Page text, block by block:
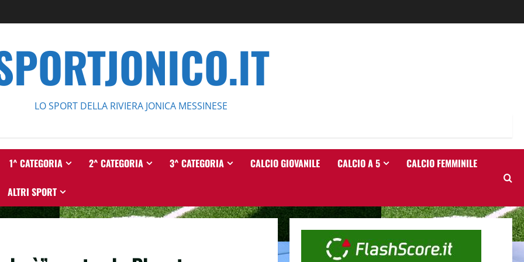
LO SPORT DELLA RIVIERA JONICA MESSINESE
1^ CATEGORIA 2^ CATEGORIA 3^ CATEGORIA CALCIO GIOVANILE CALCIO A 5 CALCIO FEMMINILE
ALTRI SPORT